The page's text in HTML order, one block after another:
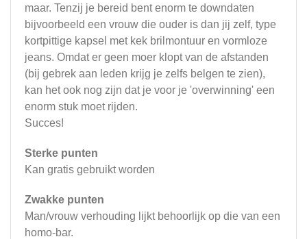
maar. Tenzij je bereid bent enorm te downdaten
bijvoorbeeld een vrouw die ouder is dan jij zelf, type
kortpittige kapsel met kek brilmontuur en vormloze
jeans. Omdat er geen moer klopt van de afstanden
(bij gebrek aan leden krijg je zelfs belgen te zien),
kan het ook nog zijn dat je voor je 'overwinning' een
enorm stuk moet rijden.
Succes!
Sterke punten
Kan gratis gebruikt worden
Zwakke punten
Man/vrouw verhouding lijkt behoorlijk op die van een
homo-bar.